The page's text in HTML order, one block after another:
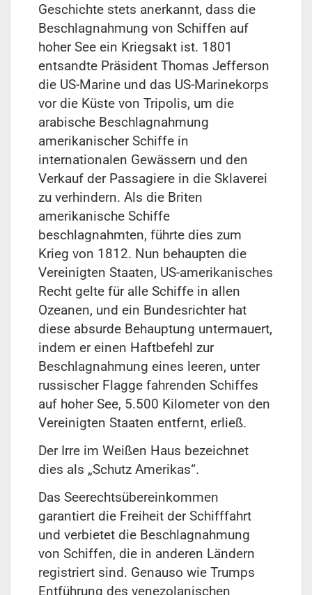
Geschichte stets anerkannt, dass die
Beschlagnahmung von Schiffen auf
hoher See ein Kriegsakt ist. 1801
entsandte Präsident Thomas Jefferson
die US-Marine und das US-Marinekorps
vor die Küste von Tripolis, um die
arabische Beschlagnahmung
amerikanischer Schiffe in
internationalen Gewässern und den
Verkauf der Passagiere in die Sklaverei
zu verhindern. Als die Briten
amerikanische Schiffe
beschlagnahmten, führte dies zum
Krieg von 1812. Nun behaupten die
Vereinigten Staaten, US-amerikanisches
Recht gelte für alle Schiffe in allen
Ozeanen, und ein Bundesrichter hat
diese absurde Behauptung untermauert,
indem er einen Haftbefehl zur
Beschlagnahmung eines leeren, unter
russischer Flagge fahrenden Schiffes
auf hoher See, 5.500 Kilometer von den
Vereinigten Staaten entfernt, erließ.
Der Irre im Weißen Haus bezeichnet
dies als „Schutz Amerikas“.
Das Seerechtsübereinkommen
garantiert die Freiheit der Schifffahrt
und verbietet die Beschlagnahmung
von Schiffen, die in anderen Ländern
registriert sind. Genauso wie Trumps
Entführung des venezolanischen